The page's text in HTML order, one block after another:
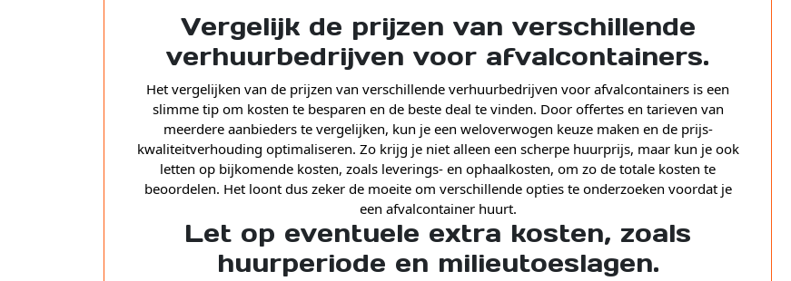
Vergelijk de prijzen van verschillende
verhuurbedrijven voor afvalcontainers.
Het vergelijken van de prijzen van verschillende verhuurbedrijven voor afvalcontainers is een
slimme tip om kosten te besparen en de beste deal te vinden. Door offertes en tarieven van
meerdere aanbieders te vergelijken, kun je een weloverwogen keuze maken en de prijs-
kwaliteitverhouding optimaliseren. Zo krijg je niet alleen een scherpe huurprijs, maar kun je ook
letten op bijkomende kosten, zoals leverings- en ophaalkosten, om zo de totale kosten te
beoordelen. Het loont dus zeker de moeite om verschillende opties te onderzoeken voordat je
een afvalcontainer huurt.
Let op eventuele extra kosten, zoals
huurperiode en milieutoeslagen.